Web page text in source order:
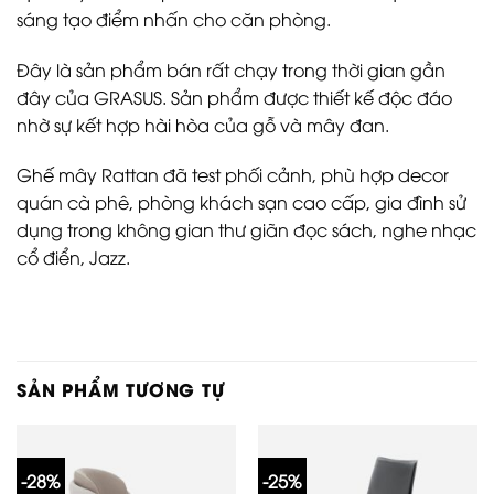
sáng tạo điểm nhấn cho căn phòng.
Đây là sản phẩm bán rất chạy trong thời gian gần
đây của GRASUS. Sản phẩm được thiết kế độc đáo
nhờ sự kết hợp hài hòa của gỗ và mây đan.
Ghế mây Rattan đã test phối cảnh, phù hợp decor
quán cà phê, phòng khách sạn cao cấp, gia đình sử
dụng trong không gian thư giãn đọc sách, nghe nhạc
cổ điển, Jazz.
SẢN PHẨM TƯƠNG TỰ
-28% -25%